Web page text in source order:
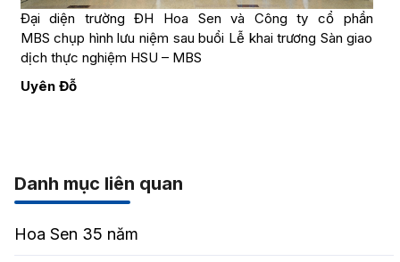
Đại diện trường ĐH Hoa Sen và Công ty cổ phần
MBS chụp hình lưu niệm sau buổi Lễ khai trương Sàn giao
dịch thực nghiệm HSU – MBS
Uyên Đỗ
Danh mục liên quan
Hoa Sen 35 năm